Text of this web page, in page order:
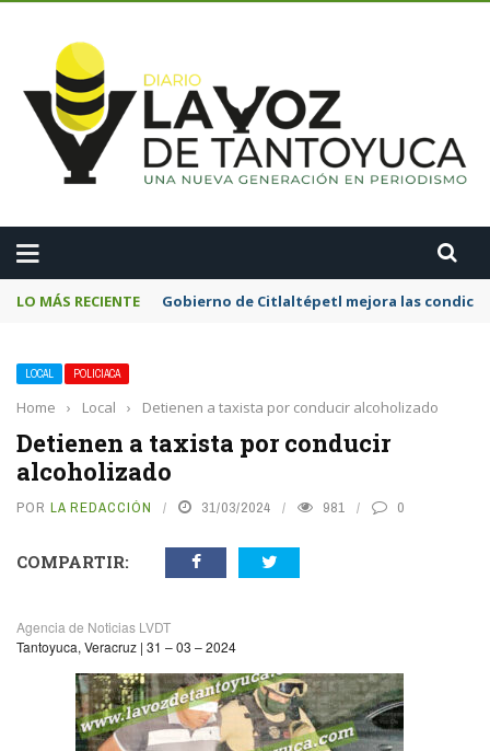
LO MÁS RECIENTE Gobierno de Citlaltépetl mejora las
LOCAL POLICIACA
Home › Local › Detienen a taxista por conducir alcoholizado
Detienen a taxista por conducir
alcoholizado
POR LA REDACCIÓN 31/03/2024 981 0
COMPARTIR:
Agencia de Noticias LVDT
Tantoyuca, Veracruz | 31 – 03 – 2024